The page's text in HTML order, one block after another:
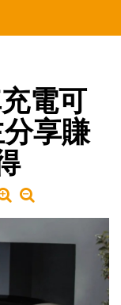
電可
享賺